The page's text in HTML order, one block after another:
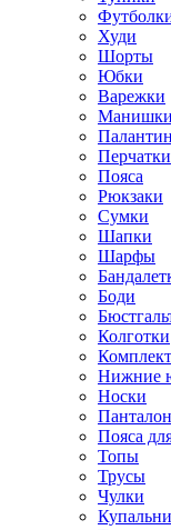
Худи
Шорты
Юбки
Варежки
Манишки
Перчатки
Пояса
Рюкзаки
Сумки
Шапки
Шарфы
Боди
Колготки
Нижние
Носки
Поясa
Топы
Трусы
Чулки